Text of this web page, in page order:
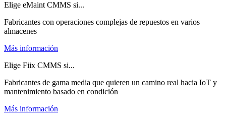
Elige eMaint CMMS si...
Fabricantes con operaciones complejas de repuestos en varios
almacenes
Más información
Elige Fiix CMMS si...
Fabricantes de gama media que quieren un camino real hacia IoT y
mantenimiento basado en condición
Más información